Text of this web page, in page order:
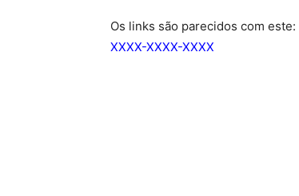
Os links são parecidos com este:
XXXX-XXXX-XXXX